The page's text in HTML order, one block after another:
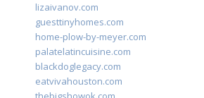
lizaivanov.com
guesttinyhomes.com
home-plow-by-meyer.com
palatelatincuisine.com
blackdoglegacy.com
eatvivahouston.com